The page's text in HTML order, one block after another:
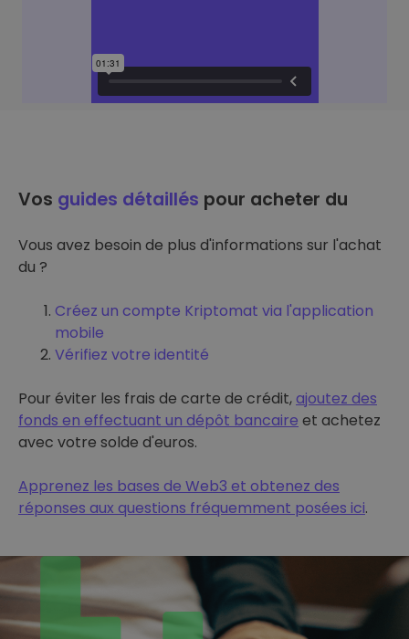
Vos guides détaillés pour acheter du
Vous avez besoin de plus d'informations sur l'achat
du ?
Créez un compte Kriptomat via l'application
mobile
Vérifiez votre identité
Pour éviter les frais de carte de crédit,ajoutez des
fonds en effectuant un dépôt bancaire et achetez
avec votre solde d'euros.
Apprenez les bases de Web3 et obtenez des
réponses aux questions fréquemment posées ici.